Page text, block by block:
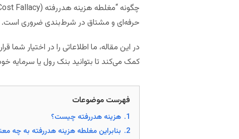
حرفه‌ای و مشتاق در شرط‌بندی ضروری است.
در این مقاله، ما اطلاعاتی را در اختیار
کمک می‌کند تا بتوانید بنک رول یا سرمایه
فهرست موضوعات
1. هزینه هدررفته چیست؟
2. بنابراین مغلطه هزینه هدررفته به چه